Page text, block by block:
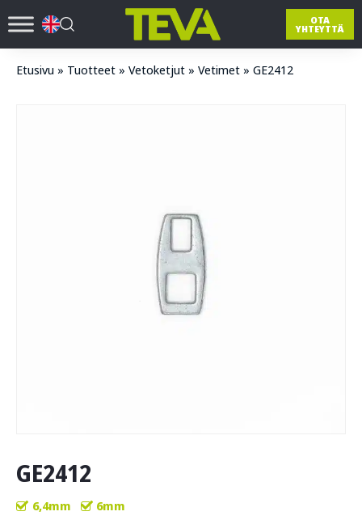
OTA
YHTEYTTÄ
Etusivu » Tuotteet » Vetoketjut » Vetimet » GE2412
GE2412
6,4mm 6mm